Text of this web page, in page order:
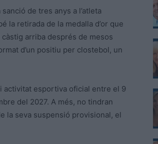
de tres anys a l’atleta
la retirada de la medalla d’or que
arriba després de mesos
d’un positiu per clostebol, un
activitat esportiva oficial entre el 9
del 2027. A més, no tindran
la seva suspensió provisional, el